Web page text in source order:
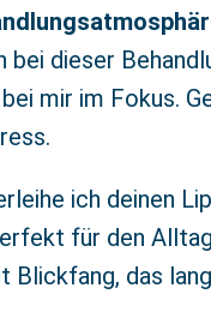
bei dieser
mir im Fokus.
ich deinen
für den
Blickfang, das